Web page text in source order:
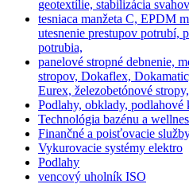
geotextílie, stabilizácia svahov
tesniaca manžeta C, EPDM
utesnenie prestupov potrubí,
potrubia,
panelové stropné debnenie,
stropov, Dokaflex,
Eurex, železobetónové stropy,
Podlahy, obklady, podlahové
Technológia bazénu a
Finančné a poisťovacie
Vykurovacie systémy elektro
Podlahy
vencový uholník ISO